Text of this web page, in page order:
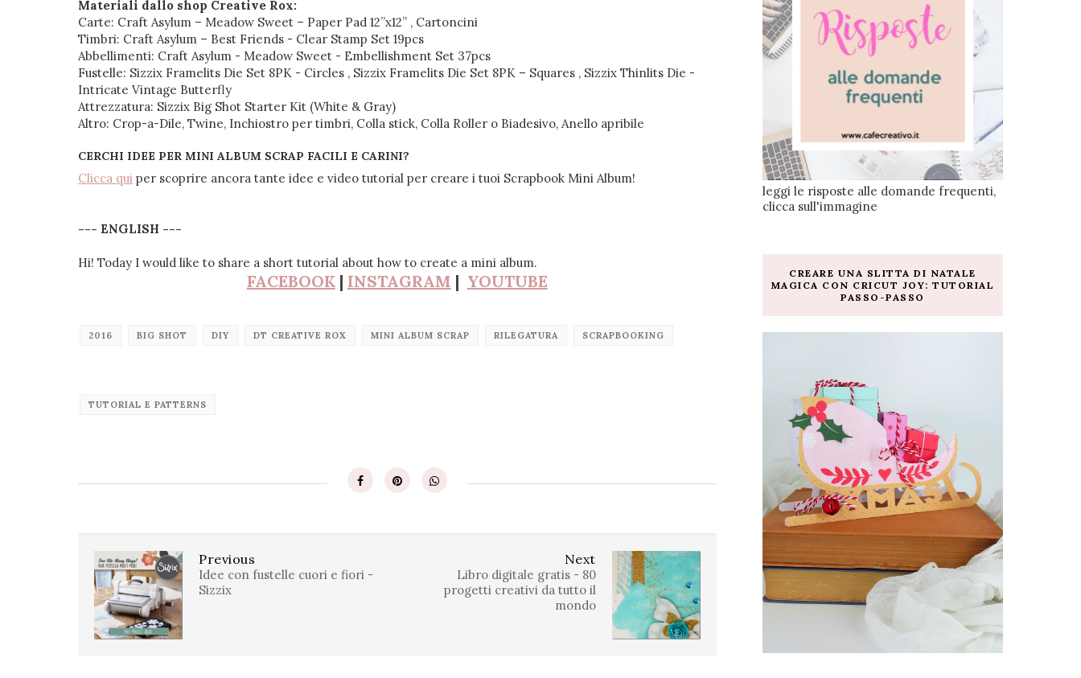
Materiali dallo shop Creative Rox:
Carte: Craft Asylum – Meadow Sweet – Paper Pad 12”x12” , Cartoncini
Timbri: Craft Asylum – Best Friends - Clear Stamp Set 19pcs
Abbellimenti: Craft Asylum - Meadow Sweet - Embellishment Set 37pcs
Fustelle: Sizzix Framelits Die Set 8PK - Circles , Sizzix Framelits Die Set 8PK – Squares , Sizzix Thinlits Die -
Intricate Vintage Butterfly
Attrezzatura: Sizzix Big Shot Starter Kit (White & Gray)
Altro: Crop-a-Dile, Twine, Inchiostro per timbri, Colla stick, Colla Roller o Biadesivo, Anello apribile
CERCHI IDEE PER MINI ALBUM SCRAP FACILI E CARINI?
Clicca qui per scoprire ancora tante idee e video tutorial per creare i tuoi Scrapbook Mini Album!
--- ENGLISH ---
Hi! Today I would like to share a short tutorial about how to create a mini album.
FACEBOOK| INSTAGRAM | YOUTUBE
2016 BIG SHOT DIY DT CREATIVE ROX MINI ALBUM SCRAP RILEGATURA SCRAPBOOKING
TUTORIAL E PATTERNS
Next
Libro digitale gratis - 80
progetti creativi da tutto il
mondo
Previous
Idee con fustelle cuori e fiori -
Sizzix
leggi le risposte alle domande frequenti,
clicca sull'immagine
CREARE UNA SLITTA DI NATALE
MAGICA CON CRICUT JOY: TUTORIAL
PASSO-PASSO